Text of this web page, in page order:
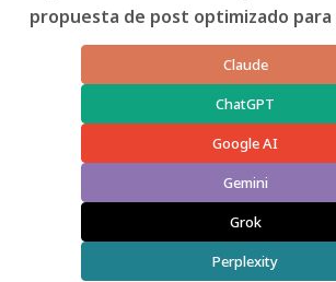
propuesta de post optimizado para
Claude
ChatGPT
Google AI
Gemini
Grok
Perplexity